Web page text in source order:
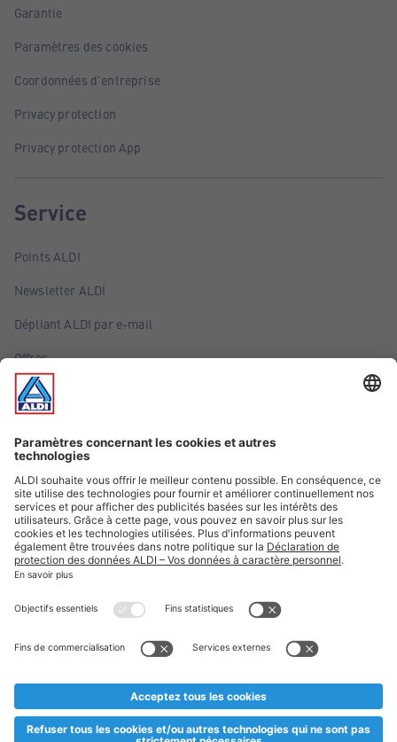
Garantie
Paramètres des cookies
Coordonnées d'entreprise
Privacy protection
Privacy protection App
Service
Points ALDI
Newsletter ALDI
Dépliant ALDI par e-mail
Offres
Infos essentielles
Suivez ALDI Luxembourg
Textes marqués d'un astérisque et mentions légales
esoulaang bis de Stock eidel ass. Mir soen Iech Merci fir Äert
Planifikatioun ausverkaaft sollte sinn. De VALORLUX-Präis an
** Op dësem Site huet d'Benotze vun der männlecher Form eng
besser Liesbarkeet am Sënn an huet keng diskriminéierend